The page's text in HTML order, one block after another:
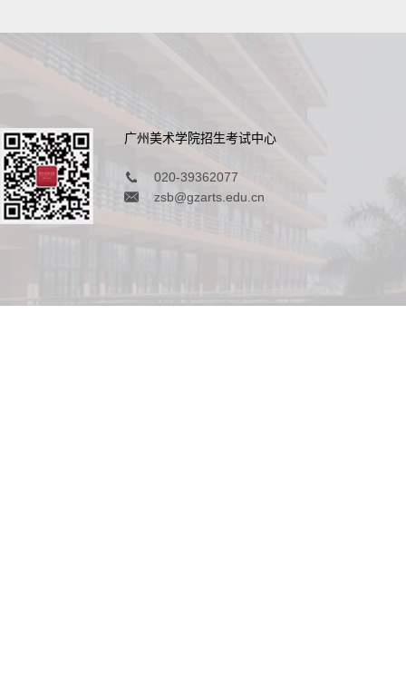
广州美术学院招生考试中心
020-39362077
zsb@gzarts.edu.cn